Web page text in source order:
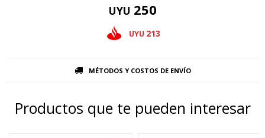
UYU 250
UYU 213
MÉTODOS Y COSTOS DE ENVÍO
Productos que te pueden interesar